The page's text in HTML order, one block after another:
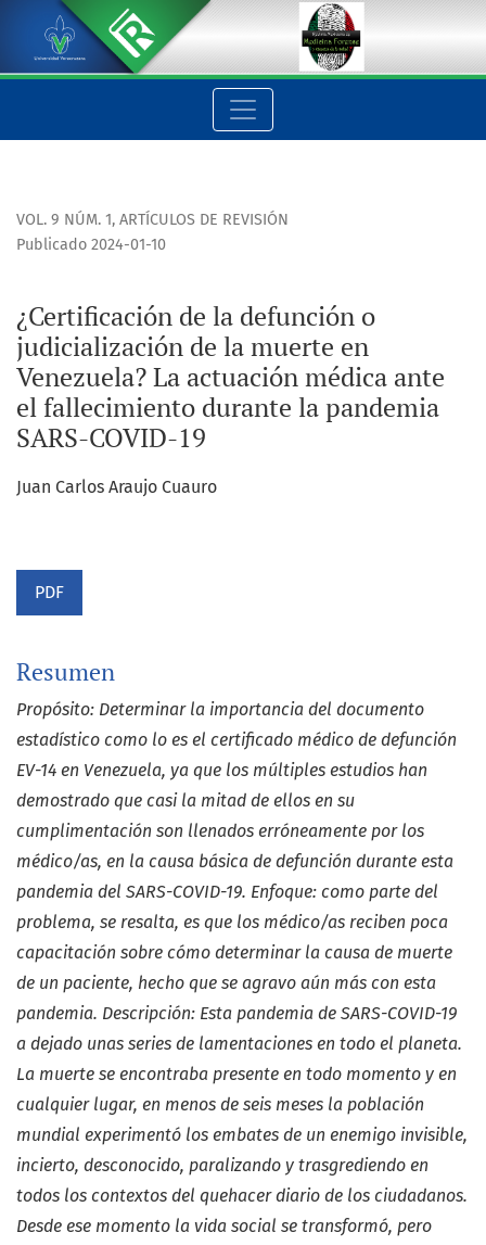
¿Certificación de la defunción o judicialización de la muerte
VOL. 9 NÚM. 1, ARTÍCULOS DE REVISIÓN
¿Certificación de la defunción o
judicialización de la muerte en
Venezuela? La actuación médica ante
el fallecimiento durante la pandemia
SARS-COVID-19
Publicado 2024-01-10
Juan Carlos Araujo Cuauro
PDF
Resumen
Propósito: Determinar la importancia del documento
estadístico como lo es el certificado médico de defunción
EV-14 en Venezuela, ya que los múltiples estudios han
demostrado que casi la mitad de ellos en su
cumplimentación son llenados erróneamente por los
médico/as, en la causa básica de defunción durante esta
pandemia del SARS-COVID-19. Enfoque: como parte del
problema, se resalta, es que los médico/as reciben poca
capacitación sobre cómo determinar la causa de muerte
de un paciente, hecho que se agravo aún más con esta
pandemia. Descripción: Esta pandemia de SARS-COVID-19
a dejado unas series de lamentaciones en todo el planeta.
La muerte se encontraba presente en todo momento y en
cualquier lugar, en menos de seis meses la población
mundial experimentó los embates de un enemigo invisible,
incierto, desconocido, paralizando y trasgrediendo en
todos los contextos del quehacer diario de los ciudadanos.
Desde ese momento la vida social se transformó, pero